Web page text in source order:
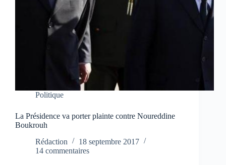
Politique
La Présidence va porter plainte contre Noureddine
Boukrouh
Rédaction
18 septembre 2017
14 commentaires